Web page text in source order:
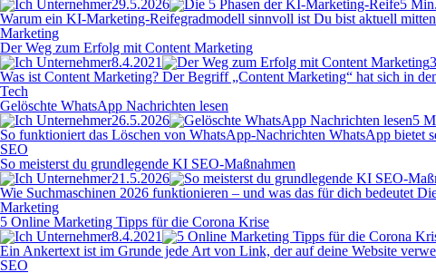
29.5.2026
5
Warum ein KI-Marketing-Reifegradmodell sinnvoll ist Du bist aktuell
Marketing
Der Weg zum Erfolg mit Content Marketing
8.4.2021
Was ist Content Marketing? Der Begriff „Content Marketing“ hat sich in
Tech
Gelöschte WhatsApp Nachrichten lesen
26.5.2026
5
So funktioniert das Löschen von WhatsApp-Nachrichten WhatsApp bietet
SEO
So meisterst du grundlegende KI SEO-Maßnahmen
21.5.2026
Wie Suchmaschinen 2026 funktionieren – und was das für dich bedeutet
Marketing
5 Online Marketing Tipps für die Corona Krise
8.4.2021
Ein Ankertext ist im Grunde jede Art von Link, der auf deine Website
SEO